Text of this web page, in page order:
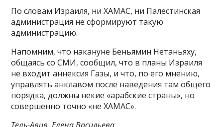
По словам Израиля, ни ХАМАС, ни Палестинская
администрация не сформируют такую
администрацию.
Напомним, что накануне Беньямин Нетаньяху,
общаясь со СМИ, сообщил, что в планы Израиля
не входит аннексия Газы, и что, по его мнению,
управлять анклавом после наведения там общего
порядка, должны некие «арабские страны», но
совершенно точно «не ХАМАС».